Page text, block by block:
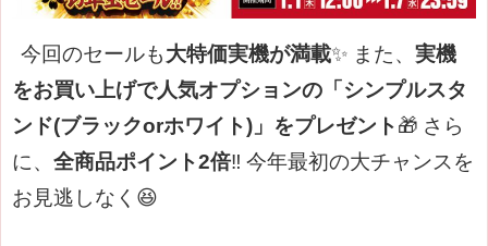
今回のセールも大特価実機が満載✨ また、 実機
をお買い上げで人気オプションの「シンプルスタ
ンド(ブラックorホワイト)」をプレゼント🎁 さら
に、 全商品ポイント2倍‼️ 今年最初の大チャンスを
お見逃しなく😆